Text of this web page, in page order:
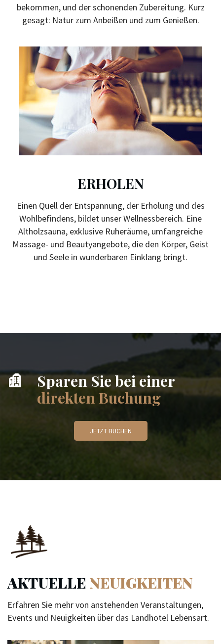
bekommen, und der schonenden Zubereitung. Kurz
gesagt: Natur zum Anbeißen und zum Genießen.
ERHOLEN
Einen Quell der Entspannung, der Erholung und des
Wohlbefindens, bildet unser Wellnessbereich. Eine
Altholzsauna, exklusive Ruheräume, umfangreiche
Massage- und Beautyangebote, die den Körper, Geist
und Seele in wunderbaren Einklang bringt.
Sparen Sie bei einer
direkten Buchung
JETZT BUCHEN
AKTUELLE NEUIGKEITEN
Erfahren Sie mehr von anstehenden Veranstaltungen,
Events und Neuigkeiten über das Landhotel Lebensart.